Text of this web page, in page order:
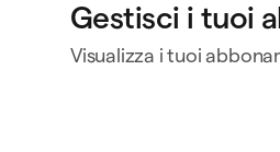
Gestisci i tuoi
Visualizza i tuoi
🏨
Queen room